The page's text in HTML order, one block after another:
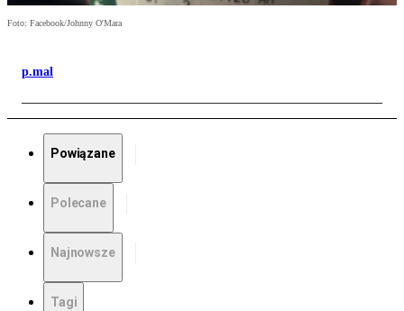
Foto: Facebook/Johnny O'Mara
p.mal
Powiązane
Polecane
Najnowsze
Tagi